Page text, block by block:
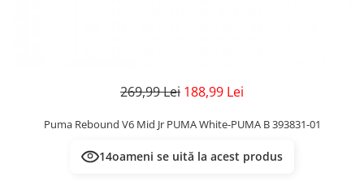
269,99 Lei 188,99 Lei
Puma Rebound V6 Mid Jr PUMA White-PUMA B 393831-01
14oameni se uită la acest produs